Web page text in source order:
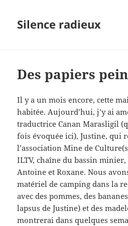
Silence radieux
Des papiers
Il y a un mois encore, cette
habitée. Aujourd’hui, j’y ai
traductrice Canan Marasligil
fois évoquée ici), Justine, qui
l’association Mine de
ILTV, chaîne du bassin
Antoine et Roxane. Nous
matériel de camping dans la
avec des pommes, des
lapsus de Justine) et des
montrerai dans quelques